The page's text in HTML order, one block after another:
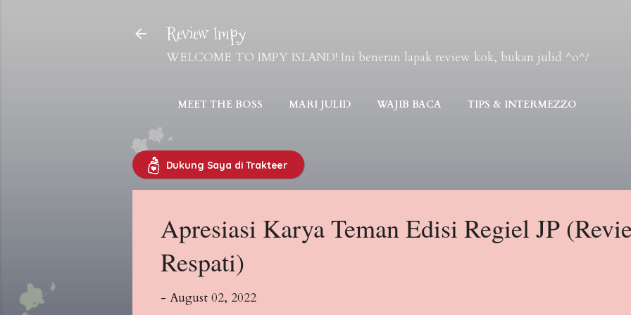
Review Impy
WELCOME TO IMPY ISLAND! Ini beneran lapak review kok, bukan julid ^o^/
MEET THE BOSS MARI JULID WAJIB BACA TIPS & INTERMEZZO
Dukung Saya di Trakteer
Apresiasi Karya Teman Edisi Regiel JP
Respati)
- August 02, 2022